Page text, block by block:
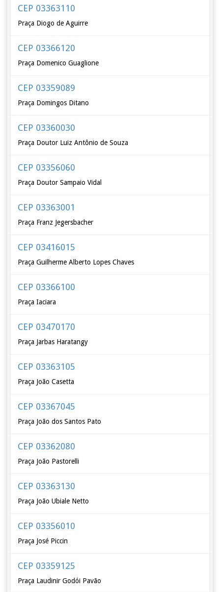
CEP 03363110
Praça Diogo de Aguirre
CEP 03366120
Praça Domenico Guaglione
CEP 03359089
Praça Domingos Ditano
CEP 03360030
Praça Doutor Luiz Antônio de Souza
CEP 03356060
Praça Doutor Sampaio Vidal
CEP 03363001
Praça Franz Jegersbacher
CEP 03416015
Praça Guilherme Alberto Lopes Chaves
CEP 03366100
Praça Iaciara
CEP 03470170
Praça Jarbas Haratangy
CEP 03363105
Praça João Casetta
CEP 03367045
Praça João dos Santos Pato
CEP 03362080
Praça João Pastorelli
CEP 03363130
Praça João Ubiale Netto
CEP 03356010
Praça José Piccin
CEP 03359125
Praça Laudinir Godói Pavão